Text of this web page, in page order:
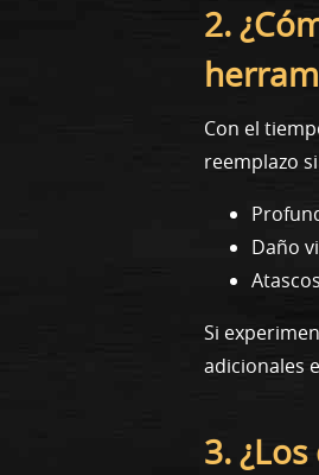
2.
Con el
reemplazo
Daño
Si
adicionales
3.